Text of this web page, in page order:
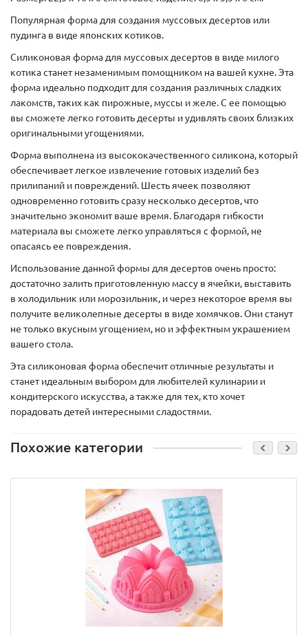
Популярная форма для создания муссовых десертов или
пудинга в виде японских котиков.
Силиконовая форма для муссовых десертов в виде милого
котика станет незаменимым помощником на вашей кухне. Эта
форма идеально подходит для создания различных сладких
лакомств, таких как пирожные, муссы и желе. С ее помощью
вы сможете легко готовить десерты и удивлять своих близких
оригинальными угощениями.
Форма выполнена из высококачественного силикона, который
обеспечивает легкое извлечение готовых изделий без
прилипаний и повреждений. Шесть ячеек позволяют
одновременно готовить сразу несколько десертов, что
значительно экономит ваше время. Благодаря гибкости
материала вы сможете легко управляться с формой, не
опасаясь ее повреждения.
Использование данной формы для десертов очень просто:
достаточно залить приготовленную массу в ячейки, выставить
в холодильник или морозильник, и через некоторое время вы
получите великолепные десерты в виде хомячков. Они станут
не только вкусным угощением, но и эффектным украшением
вашего стола.
Эта силиконовая форма обеспечит отличные результаты и
станет идеальным выбором для любителей кулинарии и
кондитерского искусства, а также для тех, кто хочет
порадовать детей интересными сладостями.
Похожие категории